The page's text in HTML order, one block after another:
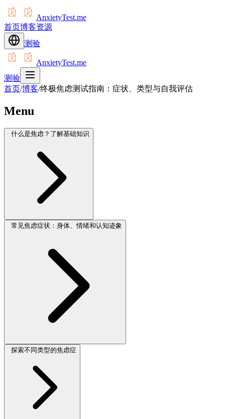
AnxietyTest.me
首页博客资源
测验
AnxietyTest.me
测验
首页/博客/终极焦虑测试指南：症状、类型与自我评估
Menu
什么是焦虑？了解基础知识
常见焦虑症状：身体、情绪和认知迹象
探索不同类型的焦虑症